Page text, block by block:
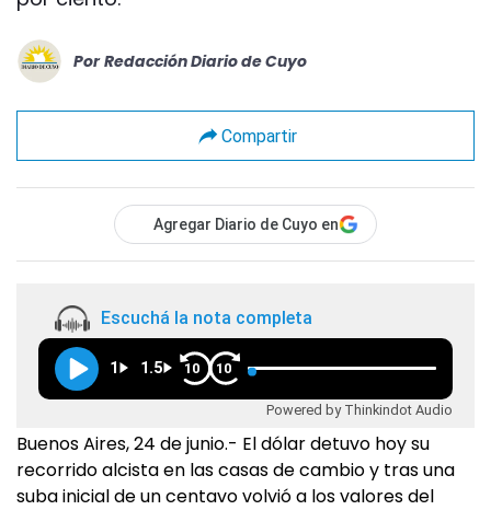
Por Redacción Diario de Cuyo
Compartir
Agregar Diario de Cuyo en
Escuchá la nota completa
1 1.5 10 10
Powered by Thinkindot Audio
Buenos Aires, 24 de junio.- El dólar detuvo hoy su
recorrido alcista en las casas de cambio y tras una
suba inicial de un centavo volvió a los valores del